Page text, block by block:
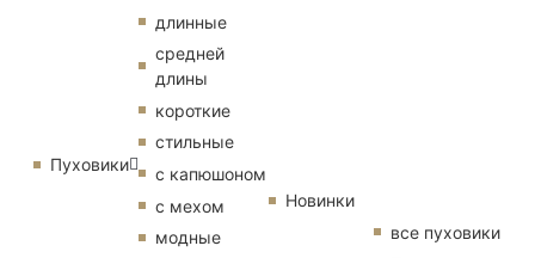
Пуховики
длинные
средней
длины
короткие
стильные
с капюшоном
с мехом
модные
Новинки
все пуховики